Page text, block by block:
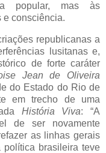
popular, mas às
e consciência.
republicanas a
lusitanas e,
de forte caráter
Jean de Oliveira
do Estado do Rio de
em trecho de uma
História Viva: “A
de ser novamente
as linhas gerais
política brasileira teve